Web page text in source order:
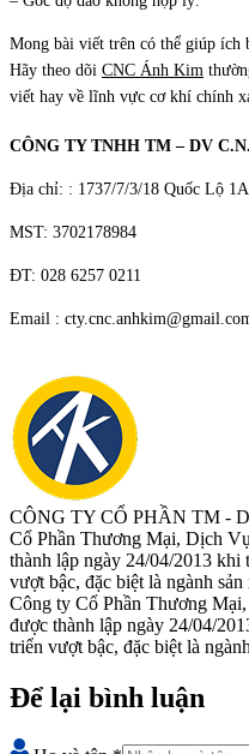
Mong bài viết trên có thể giúp ích
Hãy theo dõi CNC Ánh Kim
viết hay về lĩnh vực cơ khí chính
CÔNG TY TNHH TM – DV
Địa chỉ: : 1737/7/3/18 Quốc Lộ
MST: 3702178984
ĐT: 028 6257 0211
Email :
CÔNG TY CỔ PHẦN TM -
Cổ Phần Thương Mại, Dịch
thành lập ngày 24/04/2013
vượt bậc, đặc biệt là ngành
Công ty Cổ Phần Thương
được thành lập ngày 24/04/
triển vượt bậc, đặc biệt là
Để lại bình luận